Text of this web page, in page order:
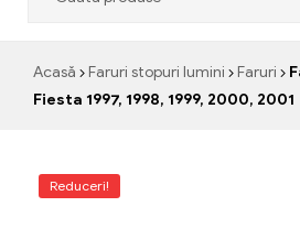
Acasă Faruri stopuri lumini Faruri
Fiesta 1997, 1998, 1999, 2000, 2001
Reduceri!